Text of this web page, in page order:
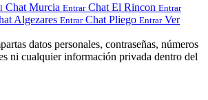
Chat Murcia Entrar Chat El Rincon Entrar
Algezares Entrar Chat Pliego Entrar Ver
datos personales, contraseñas, números
ni cualquier información privada dentro del